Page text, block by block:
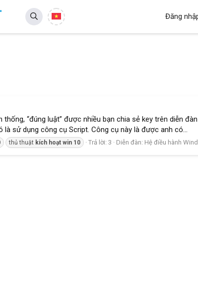
Đăng
“đúng luật” được nhiều bạn chia sẻ key trên diễn
sử dụng công cụ Script. Công cụ này là được anh có...
thủ thuật kích hoạt win 10 Trả lời: 3 Diễn đàn: Hệ điều hành